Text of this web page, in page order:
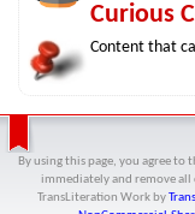
Curious
Content that
By using this page, you agree to
immediately and remove
TransLiteration Workby